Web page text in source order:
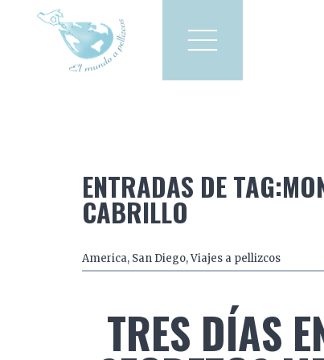
Viajes a pellizcos
ENTRADAS DE
CABRILLO
America, San Diego,Viajes a pellizcos
TRES DÍAS